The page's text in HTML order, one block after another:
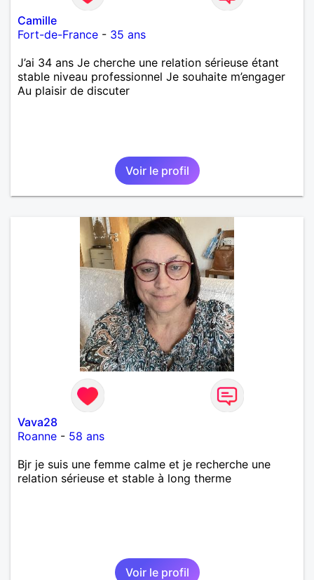
Camille
Fort-de-France - 35 ans
J’ai 34 ans Je cherche une relation sérieuse étant
stable niveau professionnel Je souhaite m’engager
Au plaisir de discuter
Voir le profil
Vava28
Roanne - 58 ans
Bjr je suis une femme calme et je recherche une
relation sérieuse et stable à long therme
Voir le profil